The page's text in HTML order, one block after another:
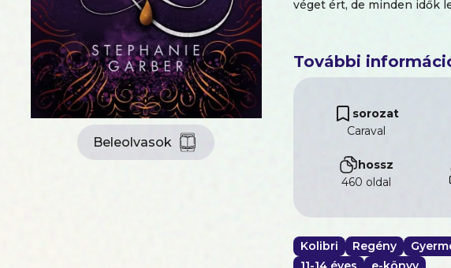
Beleolvasok
véget ért, de minden idők
További
sorozat
Caraval
hossz
460 oldal
Kolibri Regény